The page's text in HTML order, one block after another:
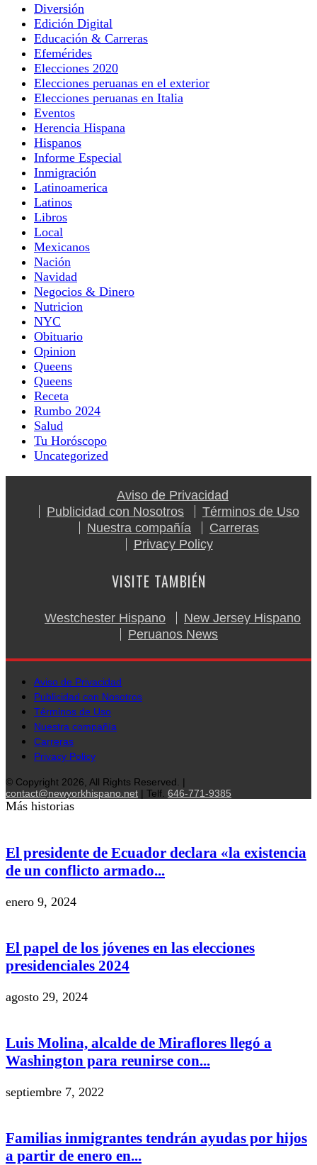
Diversión
Edición Digital
Educación & Carreras
Efemérides
Elecciones 2020
Elecciones peruanas en el exterior
Elecciones peruanas en Italia
Eventos
Herencia Hispana
Hispanos
Informe Especial
Inmigración
Latinoamerica
Latinos
Libros
Local
Mexicanos
Nación
Navidad
Negocios & Dinero
Nutricion
NYC
Obituario
Opinion
Queens
Queens
Receta
Rumbo 2024
Salud
Tu Horóscopo
Uncategorized
Aviso de Privacidad
Publicidad con Nosotros
Términos de Uso
Nuestra compañía
Carreras
Privacy Policy
VISITE TAMBIÉN
Westchester Hispano
New Jersey Hispano
Peruanos News
Aviso de Privacidad
Publicidad con Nosotros
Términos de Uso
Nuestra compañía
Carreras
Privacy Policy
© Copyright 2026, All Rights Reserved. |
contact@newyorkhispano.net | Telf. 646-771-9385
Más historias
El presidente de Ecuador declara «la existencia
de un conflicto armado...
enero 9, 2024
El papel de los jóvenes en las elecciones
presidenciales 2024
agosto 29, 2024
Luis Molina, alcalde de Miraflores llegó a
Washington para reunirse con...
septiembre 7, 2022
Familias inmigrantes tendrán ayudas por hijos
a partir de enero en...